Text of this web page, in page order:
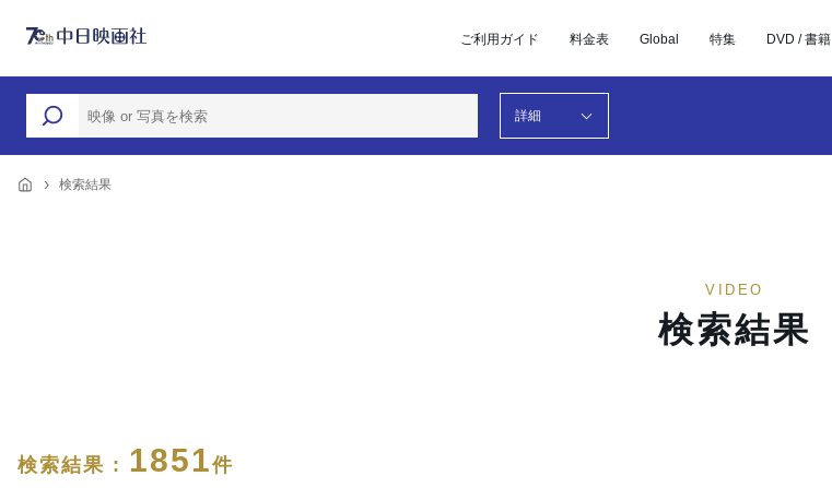
ご利用ガイド 料金表 Global 特集 DVD / 書籍
詳細
検索結果
VIDEO
検索結果
検索結果 : 1851件